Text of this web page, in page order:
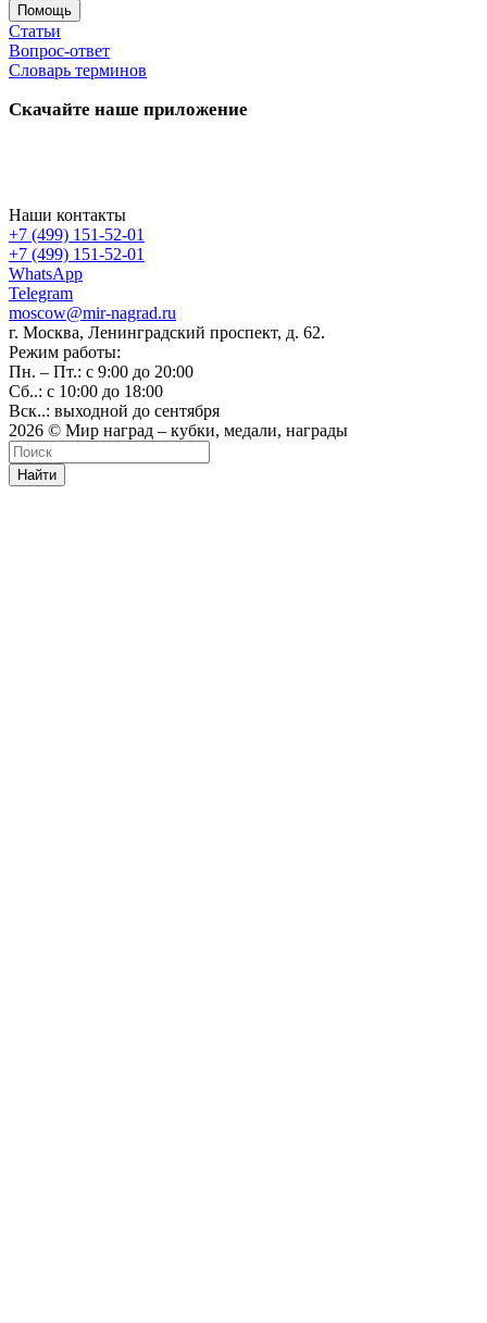
Помощь
Статьи
Вопрос-ответ
Словарь терминов
Скачайте наше приложение
Наши контакты
+7 (499) 151-52-01
+7 (499) 151-52-01
WhatsApp
Telegram
moscow@mir-nagrad.ru
г. Москва, Ленинградский проспект, д. 62.
Режим работы:
Пн. – Пт.: с 9:00 до 20:00
Сб..: с 10:00 до 18:00
Вск..: выходной до сентября
2026 © Мир наград – кубки, медали, награды
Найти